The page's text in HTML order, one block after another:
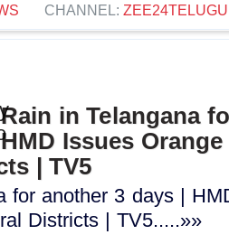
CHANNEL:
Rain in Telangana
HMD Issues
| TV5
for another 3 days |
Districts | TV5.....»»